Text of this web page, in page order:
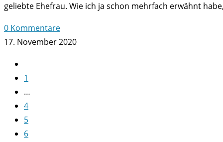
geliebte Ehefrau. Wie ich ja schon mehrfach erwähnt
0 Kommentare
17. November 2020
vorherigen
Seite
1
…
4
5
6